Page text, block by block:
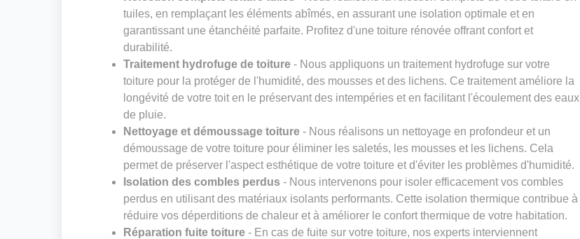
tuiles, en remplaçant les éléments abîmés, en assurant une isolation optimale et en
garantissant une étanchéité parfaite. Profitez d'une toiture rénovée offrant confort et
durabilité.
Traitement hydrofuge de toiture - Nous appliquons un traitement hydrofuge sur votre
toiture pour la protéger de l'humidité, des mousses et des lichens. Ce traitement améliore la
longévité de votre toit en le préservant des intempéries et en facilitant l'écoulement des eaux
de pluie.
Nettoyage et démoussage toiture - Nous réalisons un nettoyage en profondeur et un
démoussage de votre toiture pour éliminer les saletés, les mousses et les lichens. Cela
permet de préserver l'aspect esthétique de votre toiture et d'éviter les problèmes d'humidité.
Isolation des combles perdus - Nous intervenons pour isoler efficacement vos combles
perdus en utilisant des matériaux isolants performants. Cette isolation thermique contribue à
réduire vos déperditions de chaleur et à améliorer le confort thermique de votre habitation.
Réparation fuite toiture - En cas de fuite sur votre toiture, nos experts interviennent